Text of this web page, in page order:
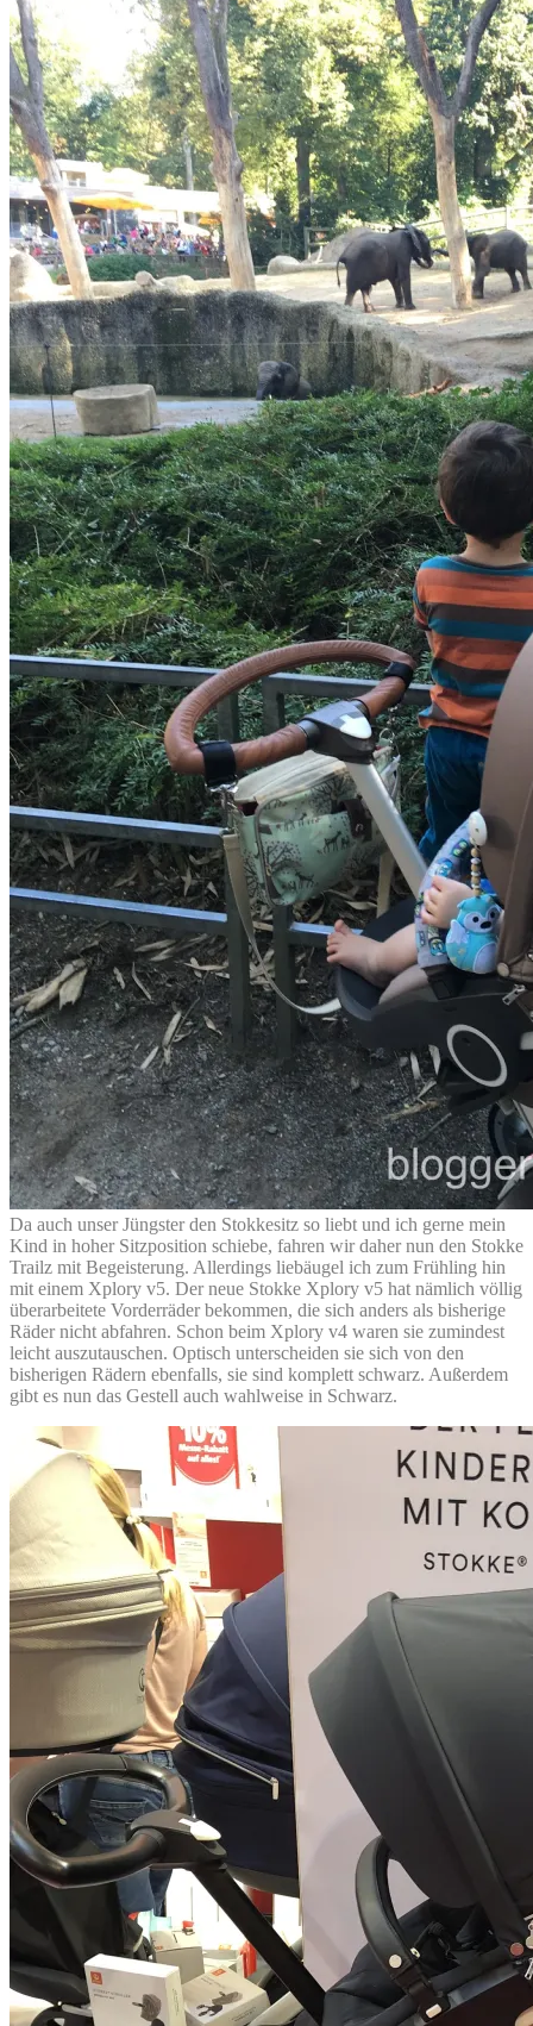
Da auch unser Jüngster den Stokkesitz so liebt und ich gerne mein
Kind in hoher Sitzposition schiebe, fahren wir daher nun den Stokke
Trailz mit Begeisterung. Allerdings liebäugel ich zum Frühling hin
mit einem Xplory v5. Der neue Stokke Xplory v5 hat nämlich völlig
überarbeitete Vorderräder bekommen, die sich anders als bisherige
Räder nicht abfahren. Schon beim Xplory v4 waren sie zumindest
leicht auszutauschen. Optisch unterscheiden sie sich von den
bisherigen Rädern ebenfalls, sie sind komplett schwarz. Außerdem
gibt es nun das Gestell auch wahlweise in Schwarz.